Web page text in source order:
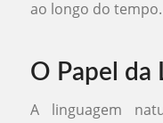
ao longo do tempo.
O Papel da
A linguagem